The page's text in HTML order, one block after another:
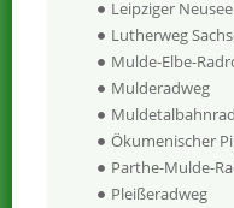
Leipziger
Lutherweg
Mulde-Elbe-
Mulderadweg
Ökumenischer
Parthe-Mulde-
Pleißeradweg